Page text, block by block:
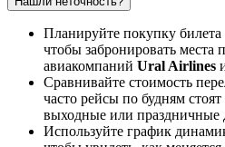
Планируйте покупку билета
чтобы забронировать
авиакомпаний Ural Airlines
Сравнивайте стоимость
часто рейсы по будням
выходные или праздничные
Используйте график